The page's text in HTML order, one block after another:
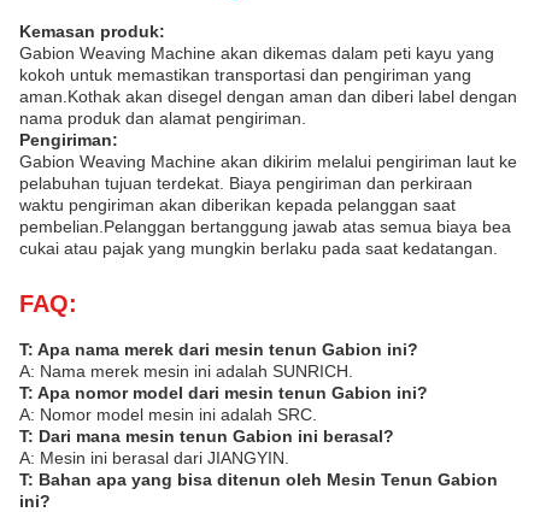
Kemasan produk:
Gabion Weaving Machine akan dikemas dalam peti kayu yang
kokoh untuk memastikan transportasi dan pengiriman yang
aman.Kothak akan disegel dengan aman dan diberi label dengan
nama produk dan alamat pengiriman.
Pengiriman:
Gabion Weaving Machine akan dikirim melalui pengiriman laut ke
pelabuhan tujuan terdekat. Biaya pengiriman dan perkiraan
waktu pengiriman akan diberikan kepada pelanggan saat
pembelian.Pelanggan bertanggung jawab atas semua biaya bea
cukai atau pajak yang mungkin berlaku pada saat kedatangan.
FAQ:
T: Apa nama merek dari mesin tenun Gabion ini?
A: Nama merek mesin ini adalah SUNRICH.
T: Apa nomor model dari mesin tenun Gabion ini?
A: Nomor model mesin ini adalah SRC.
T: Dari mana mesin tenun Gabion ini berasal?
A: Mesin ini berasal dari JIANGYIN.
T: Bahan apa yang bisa ditenun oleh Mesin Tenun Gabion
ini?